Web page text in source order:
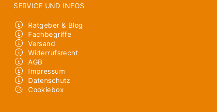
SERVICE UND INFOS
Ratgeber & Blog
Fachbegriffe
Versand
Widerrufsrecht
AGB
Impressum
Datenschutz
Cookiebox